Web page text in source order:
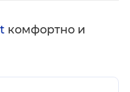
комфортно и